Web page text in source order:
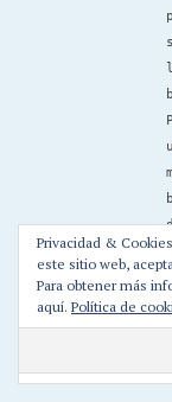
Privacidad &
este sitio web,
Para obtener más
aquí. Política de